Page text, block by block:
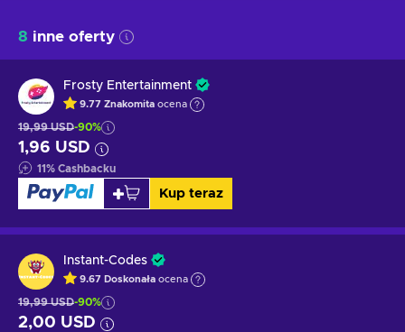
8 inne oferty
Frosty Entertainment
9.77 Znakomita ocena
19,99 USD-90%
1,96 USD
11% Cashbacku
Kup teraz
Instant-Codes
9.67 Doskonała ocena
19,99 USD-90%
2,00 USD